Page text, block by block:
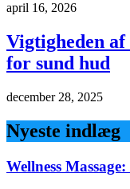
april 16, 2026
Vigtigheden
for sund hud
december 28, 2025
Nyeste indlæg
Wellness